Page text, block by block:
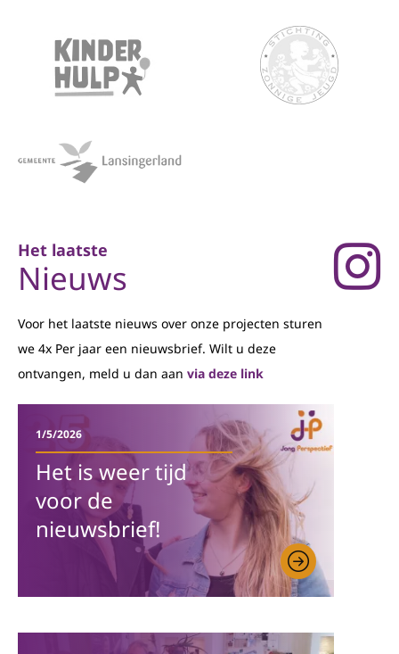
Het laatste
Nieuws
Voor het laatste nieuws over onze projecten sturen
we 4x Per jaar een nieuwsbrief. Wilt u deze
ontvangen, meld u dan aan via deze link
1/5/2026
Het is weer tijd
voor de
nieuwsbrief!